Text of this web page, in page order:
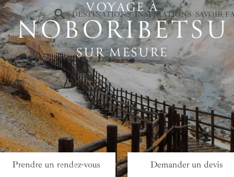
× DESTINATIONS INSPIRATIONS SAVOIR-
VOYAGE À
NOBORIBETSU
SUR MESURE
Prendre un rendez-vous Demander un devis
Japon Noboribetsu